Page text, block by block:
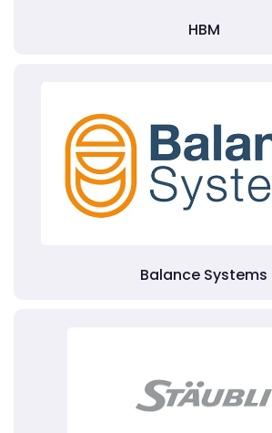
HBM
Balance Systems